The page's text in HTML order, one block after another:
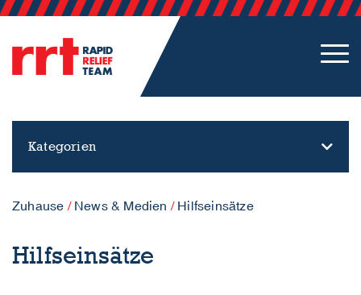
Kategorien
Zuhause / News & Medien / Hilfseinsätze
Hilfseinsätze